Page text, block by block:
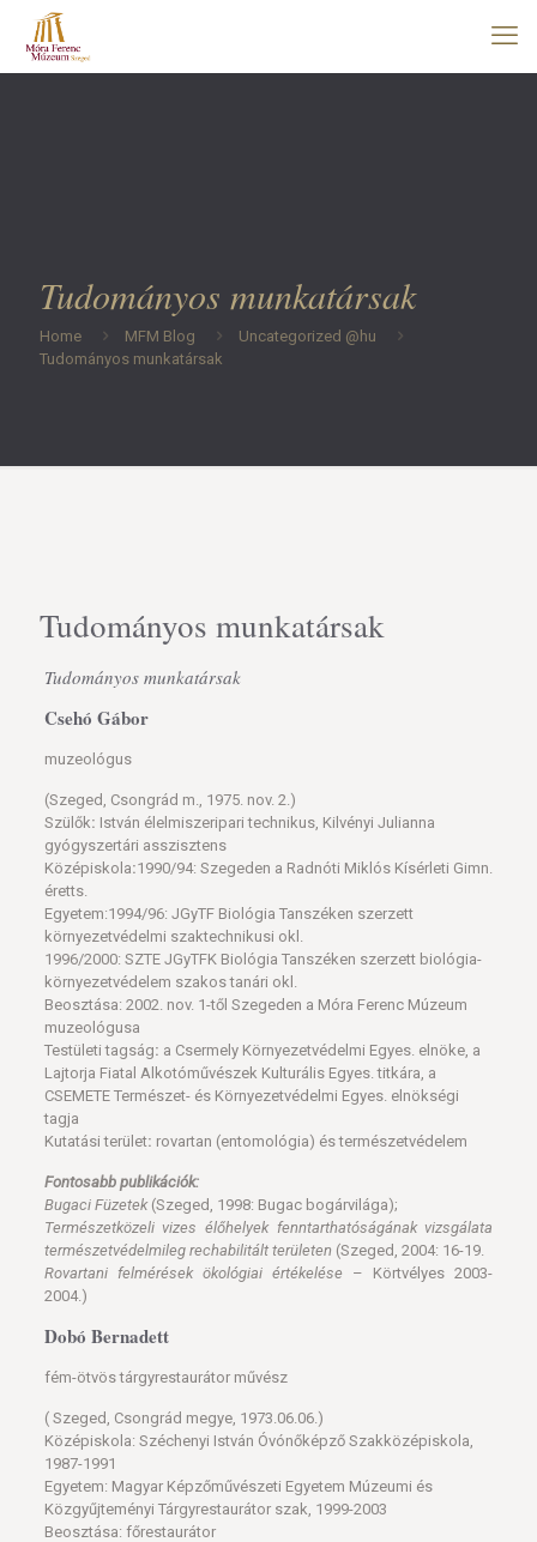
Tudományos munkatársak
Home MFM Blog
Uncategorized @hu
Tudományos munkatársak
Tudományos munkatársak
Tudományos munkatársak
Csehó Gábor
muzeológus
(Szeged, Csongrád m., 1975. nov. 2.)
Szülők: István élelmiszeripari technikus, Kilvényi Julianna
gyógyszertári asszisztens
Középiskola:1990/94: Szegeden a Radnóti Miklós Kísérleti Gimn.
éretts.
Egyetem:1994/96: JGyTF Biológia Tanszéken szerzett
környezetvédelmi szaktechnikusi okl.
1996/2000: SZTE JGyTFK Biológia Tanszéken szerzett biológia-
környezetvédelem szakos tanári okl.
Beosztása: 2002. nov. 1-től Szegeden a Móra Ferenc Múzeum
muzeológusa
Testületi tagság: a Csermely Környezetvédelmi Egyes. elnöke, a
Lajtorja Fiatal Alkotóművészek Kulturális Egyes. titkára, a
CSEMETE Természet- és Környezetvédelmi Egyes. elnökségi
tagja
Kutatási terület: rovartan (entomológia) és természetvédelem
Fontosabb publikációk:
Bugaci Füzetek(Szeged, 1998: Bugac bogárvilága);
Természetközeli vizes élőhelyek fenntarthatóságának vizsgálata
természetvédelmileg rechabilitált területen (Szeged, 2004: 16-19.
Rovartani felmérések ökológiai értékelése – Körtvélyes 2003-
2004.)
Dobó Bernadett
fém-ötvös tárgyrestaurátor művész
( Szeged, Csongrád megye, 1973.06.06.)
Középiskola: Széchenyi István Óvónőképző Szakközépiskola,
1987-1991
Egyetem: Magyar Képzőművészeti Egyetem Múzeumi és
Közgyűjteményi Tárgyrestaurátor szak, 1999-2003
Beosztása: főrestaurátor